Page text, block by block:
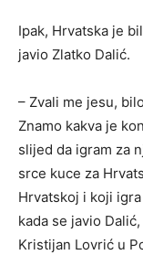
Ipak, Hrvatska je
javio Zlatko Dalić.
– Zvali me jesu,
Znamo kakva je
slijed da igram za
srce kuce za
Hrvatskoj i koji
kada se javio
Kristijan Lovrić u